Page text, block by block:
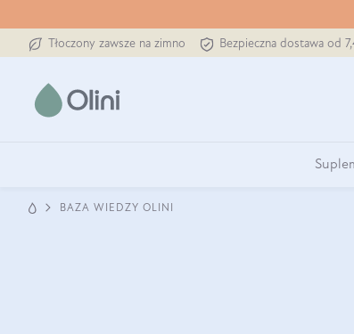
Tłoczony zawsze na zimno Bezpieczna dostawa od
BAZA WIEDZY OLINI